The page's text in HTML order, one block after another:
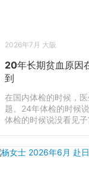
2026年7月 大阪
20年长期贫血原因
到
在国内体检的时候，
题。24年体检的时候
体检的时候说没看见子